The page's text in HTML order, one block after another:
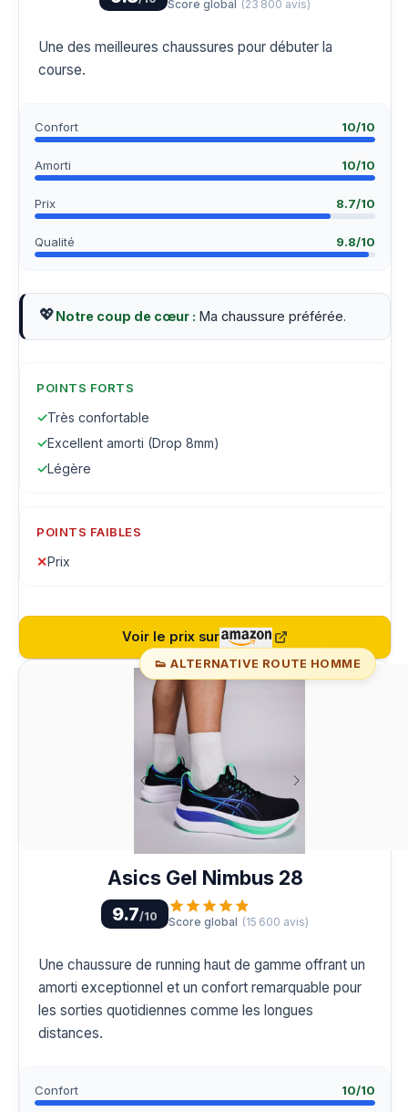
Score global (23 800 avis)
Une des meilleures chaussures pour débuter la
course.
Confort 10/10
Amorti 10/10
Prix 8.7/10
Qualité 9.8/10
💖Notre coup de cœur : Ma chaussure préférée.
POINTS FORTS
✓Très confortable
✓Excellent amorti (Drop 8mm)
✓Légère
POINTS FAIBLES
✕Prix
Voir le prix sur
👟 ALTERNATIVE ROUTE HOMME
Asics Gel Nimbus 28
9.7/10 Score global (15 600 avis)
Une chaussure de running haut de gamme offrant un
amorti exceptionnel et un confort remarquable pour
les sorties quotidiennes comme les longues
distances.
Confort 10/10